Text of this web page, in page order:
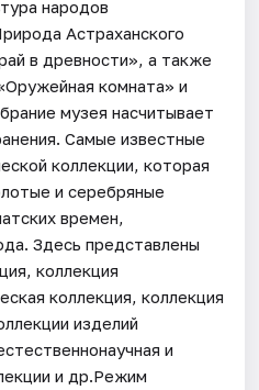
народов
Астраханского
в древности», а также
комната» и
музея насчитывает
Самые известные
коллекции, которая
и серебряные
времен,
Здесь представлены
коллекция
коллекция, коллекция
изделий
и
и др.Режим